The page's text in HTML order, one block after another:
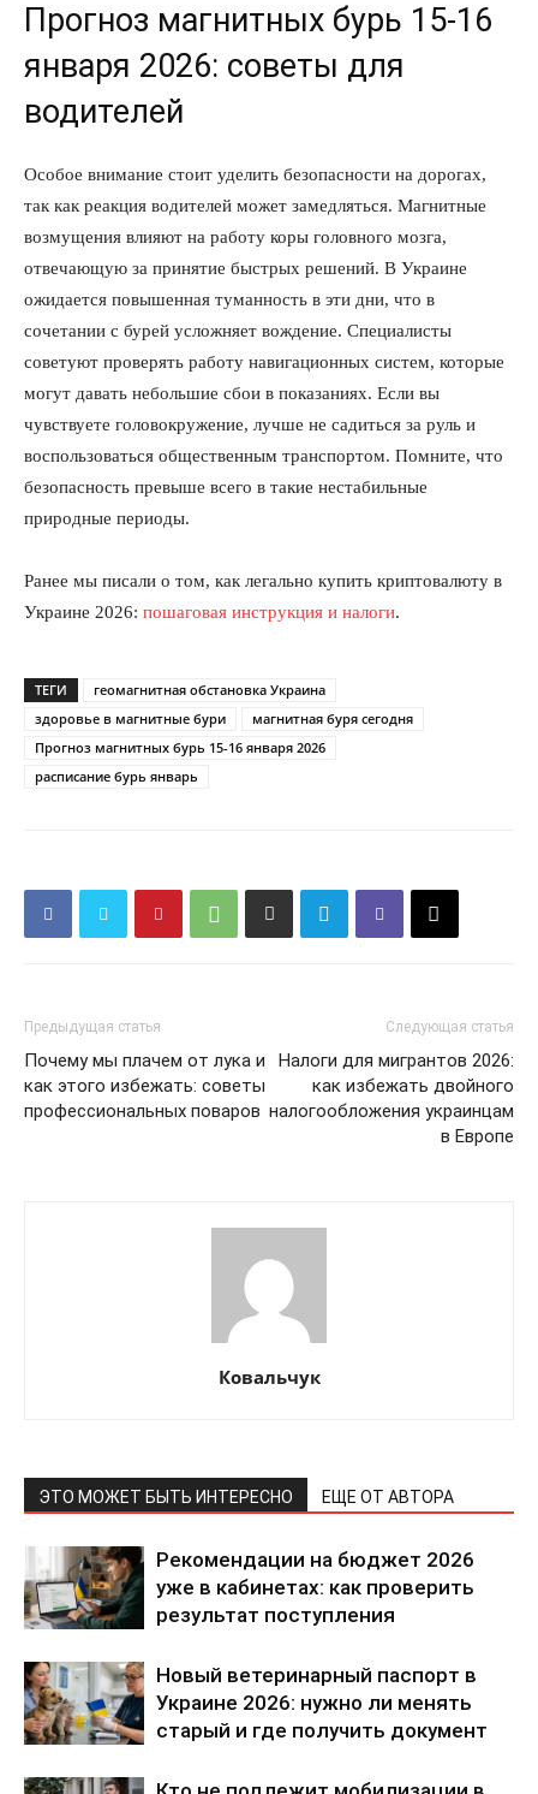
ПОДПИСАТЬСЯ СЕЙЧАС
О нас
Политика конфиденциальности
Отказ от ответственности
Подписка
Мой аккаунт
Прогноз магнитных бурь 15-16
января 2026: советы для
водителей
Особое внимание стоит уделить безопасности на дорогах,
так как реакция водителей может замедляться. Магнитные
возмущения влияют на работу коры головного мозга,
отвечающую за принятие быстрых решений. В Украине
ожидается повышенная туманность в эти дни, что в
сочетании с бурей усложняет вождение. Специалисты
советуют проверять работу навигационных систем, которые
могут давать небольшие сбои в показаниях. Если вы
чувствуете головокружение, лучше не садиться за руль и
воспользоваться общественным транспортом. Помните, что
безопасность превыше всего в такие нестабильные
природные периоды.
Ранее мы писали о том, как легально купить криптовалюту в
Украине 2026: пошаговая инструкция и налоги.
ТЕГИ
геомагнитная обстановка Украина
здоровье в магнитные бури
магнитная буря сегодня
Прогноз магнитных бурь 15-16 января 2026
расписание бурь январь
Предыдущая статья
Почему мы плачем от лука и
как этого избежать: советы
профессиональных поваров
Следующая статья
Налоги для мигрантов 2026:
как избежать двойного
налогообложения украинцам
в Европе
Ковальчук
ЭТО МОЖЕТ БЫТЬ ИНТЕРЕСНО ЕЩЕ ОТ АВТОРА
Рекомендации на бюджет 2026
уже в кабинетах: как проверить
результат поступления
Новый ветеринарный паспорт в
Украине 2026: нужно ли менять
старый и где получить документ